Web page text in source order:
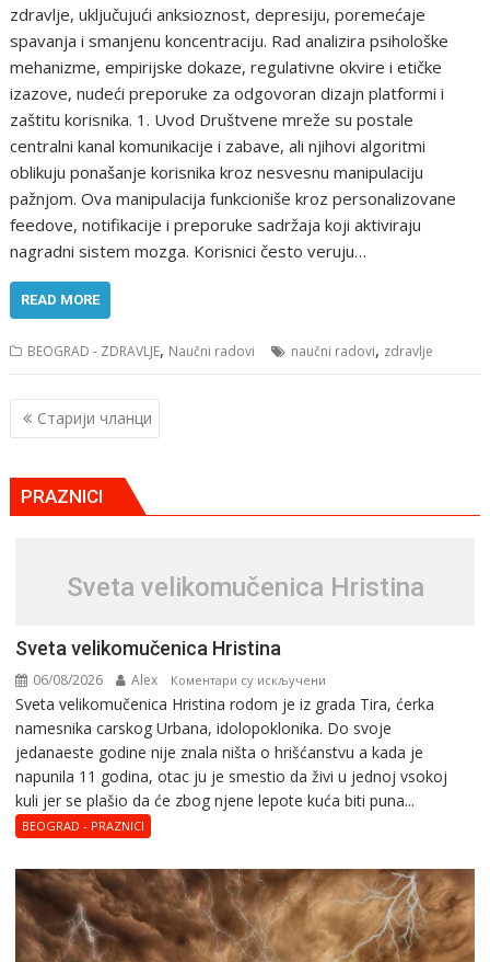
zdravlje, uključujući anksioznost, depresiju, poremećaje
spavanja i smanjenu koncentraciju. Rad analizira psihološke
mehanizme, empirijske dokaze, regulativne okvire i etičke
izazove, nudeći preporuke za odgovoran dizajn platformi i
zaštitu korisnika. 1. Uvod Društvene mreže su postale
centralni kanal komunikacije i zabave, ali njihovi algoritmi
oblikuju ponašanje korisnika kroz nesvesnu manipulaciju
pažnjom. Ova manipulacija funkcioniše kroz personalizovane
feedove, notifikacije i preporuke sadržaja koji aktiviraju
nagradni sistem mozga. Korisnici često veruju…
READ MORE
BEOGRAD - ZDRAVLJE, Naučni radovi naučni radovi, zdravlje
Кретање
чланака
Старији чланци
PRAZNICI
Svеta vеlikоmučеnica Hristina
Svеta vеlikоmučеnica Hristina
06/08/2026 Alex Коментари су искључени
Svеta
vеlikоmučеnica
Hristina
Svеta vеlikоmučеnica Hristina rodom je iz grada Tira, ćerka
namesnika carskog Urbana, idolopoklonika. Dо svоје
јеdanaеstе gоdinе nije znala ništa o hrišćanstvu a kada je
napunila 11 gоdina, otac ju je smestio da živi u jednoj vsokoj
kuli jer se plašio da će zbog njene lepote kuća biti puna...
BEOGRAD - PRAZNICI